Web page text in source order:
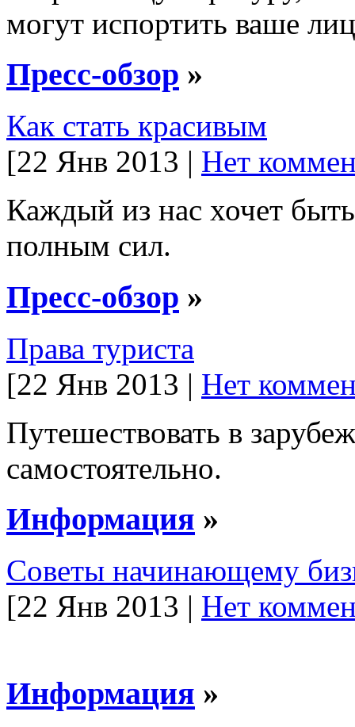
могут испортить ваше
Пресс-обзор »
Как стать красивым
[22 Янв 2013 | Нет
Каждый из нас хочет
полным сил.
Пресс-обзор »
Права туриста
[22 Янв 2013 | Нет
Путешествовать в
самостоятельно.
Информация »
Советы начинающему
[22 Янв 2013 | Нет
Информация »